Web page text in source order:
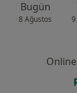
Bugün
8 Ağustos